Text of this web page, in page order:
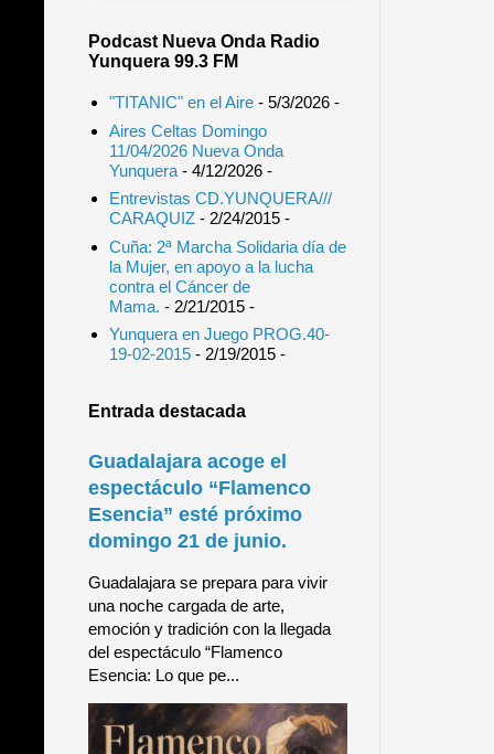
Podcast Nueva Onda Radio
Yunquera 99.3 FM
"TITANIC" en el Aire- 5/3/2026-
Aires Celtas Domingo
11/04/2026 Nueva Onda
Yunquera- 4/12/2026-
Entrevistas CD.YUNQUERA///
CARAQUIZ- 2/24/2015-
Cuña: 2ª Marcha Solidaria día de
la Mujer, en apoyo a la lucha
contra el Cáncer de
Mama. - 2/21/2015-
Yunquera en Juego PROG.40-
19-02-2015- 2/19/2015-
Entrada destacada
Guadalajara acoge el
espectáculo “Flamenco
Esencia” esté próximo
domingo 21 de junio.
Guadalajara se prepara para vivir
una noche cargada de arte,
emoción y tradición con la llegada
del espectáculo “Flamenco
Esencia: Lo que pe...